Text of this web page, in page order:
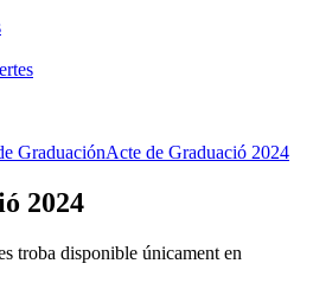
GraduaciónActe de Graduació 2024
2024
troba disponible únicament en